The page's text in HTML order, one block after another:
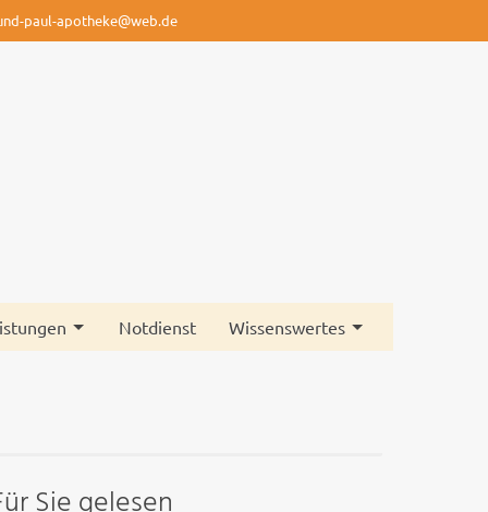
paul-apotheke@web.de
Notdienst Wissenswertes